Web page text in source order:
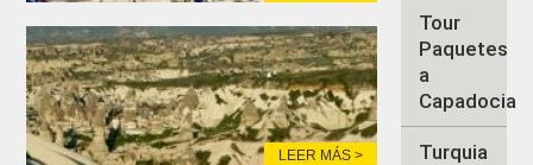
LEER MÁS >
Tour
Paquetes
a
Capadocia
Turquia